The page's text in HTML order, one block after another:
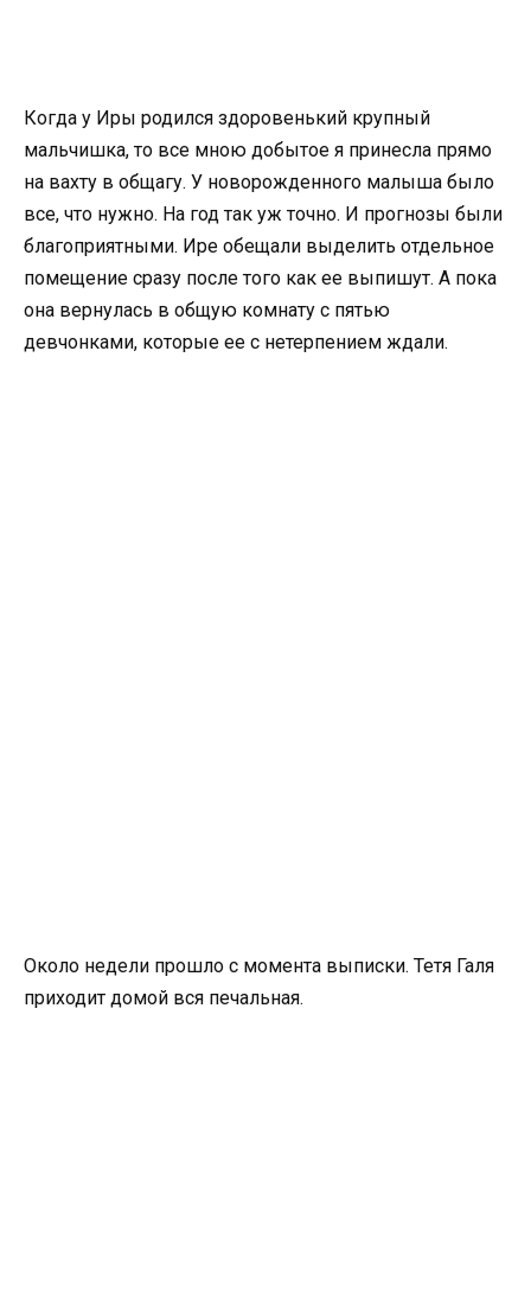
Когда у Иры родился здоровенький крупный
мальчишка, то все мною добытое я принесла прямо
на вахту в общагу. У новорожденного малыша было
все, что нужно. На год так уж точно. И прогнозы были
благоприятными. Ире обещали выделить отдельное
помещение сразу после того как ее выпишут. А пока
она вернулась в общую комнату с пятью
девчонками, которые ее с нетерпением ждали.
Около недели прошло с момента выписки. Тетя Галя
приходит домой вся печальная.